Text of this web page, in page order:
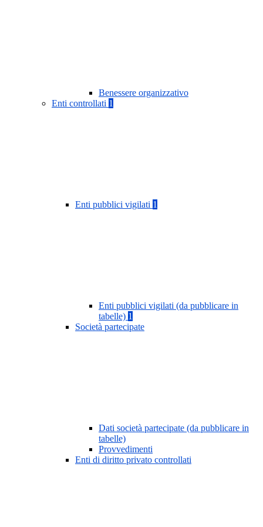
Benessere organizzativo
Enti controllati 1
Enti pubblici vigilati 1
Enti pubblici vigilati (da pubblicare in
tabelle) 1
Società partecipate
Dati società partecipate (da pubblicare in
tabelle)
Provvedimenti
Enti di diritto privato controllati